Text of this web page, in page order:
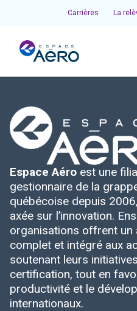
Carrières La
Pôles et chantiers
Initiatives
Écosystème
Publications et
Espace Aéro est une
gestionnaire de la
québécoise depuis
axée sur l’innovation.
organisations offrent un
complet et intégré aux
soutenant leurs
certification, tout en
productivité et le
internationaux.